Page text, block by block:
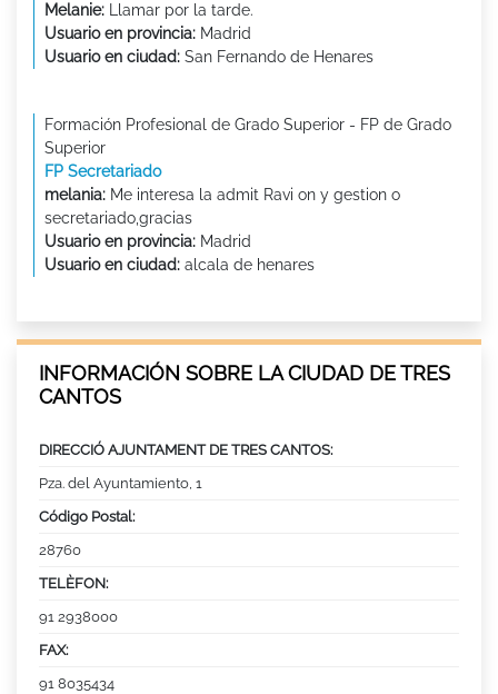
Melanie: Llamar por la tarde.
Usuario en provincia: Madrid
Usuario en ciudad: San Fernando de Henares
Formación Profesional de Grado Superior - FP de Grado
Superior
FP Secretariado
melania: Me interesa la admit Ravi on y gestion o
secretariado,gracias
Usuario en provincia: Madrid
Usuario en ciudad: alcala de henares
INFORMACIÓN SOBRE LA CIUDAD DE TRES
CANTOS
DIRECCIÓ AJUNTAMENT DE TRES CANTOS:
Pza. del Ayuntamiento, 1
Código Postal:
28760
TELÈFON:
91 2938000
FAX:
91 8035434